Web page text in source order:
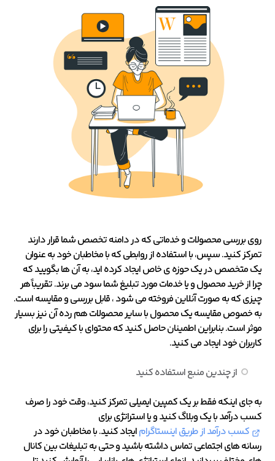
روی بررسی محصولات و خدماتی که در دامنه تخصص شما قرار دارند
تمرکز کنید. سپس، با استفاده از روابطی که با مخاطبان خود به عنوان
یک متخصص در یک حوزه ی خاص ایجاد کرده اید، به آن ها بگویید که
چرا از خرید محصول و یا خدمات مورد تبلیغ شما سود می برند. تقریباً هر
چیزی که به صورت آنلاین فروخته می شود ، قابل بررسی و مقایسه است.
به خصوص مقایسه یک محصول با سایر محصولات هم رده آن نیز بسیار
موثر است. بنابراین اطمینان حاصل کنید که محتوای با کیفیتی را برای
کاربران خود ایجاد می کنید.
از چندین منبع استفاده کنید
به جای اینکه فقط بر یک کمپین ایمیلی تمرکز کنید، وقت خود را صرف
کسب درآمد با یک وبلاگ کنید و یا استراتژی برای
کسب درآمد از طریق اینستاگرامایجاد کنید. با مخاطبان خود در
رسانه های اجتماعی تماس داشته باشید و حتی به تبلیغات بین کانال